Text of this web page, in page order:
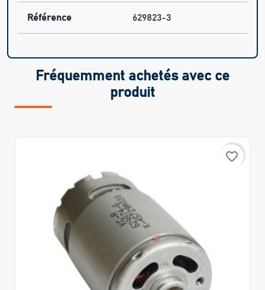
Référence 629823-3
Fréquemment achetés avec ce
produit
favorite_border